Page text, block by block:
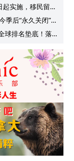
实施，移民留学
季后“永久关闭”！
保守党抛出拯救方
球排名垫底！落
近半找不到工作！